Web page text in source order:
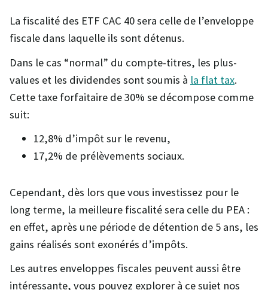
La fiscalité des ETF CAC 40 sera celle de l’enveloppe
fiscale dans laquelle ils sont détenus.
Dans le cas “normal” du compte-titres, les plus-
values et les dividendes sont soumis à la flat tax.
Cette taxe forfaitaire de 30% se décompose comme
suit:
12,8% d’impôt sur le revenu,
17,2% de prélèvements sociaux.
Cependant, dès lors que vous investissez pour le
long terme, la meilleure fiscalité sera celle du PEA :
en effet, après une période de détention de 5 ans, les
gains réalisés sont exonérés d’impôts.
Les autres enveloppes fiscales peuvent aussi être
intéressante, vous pouvez explorer à ce sujet nos